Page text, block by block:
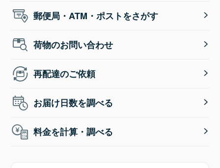
郵便局・ATM・ポストをさがす
荷物のお問い合わせ
再配達のご依頼
お届け日数を調べる
料金を計算・調べる